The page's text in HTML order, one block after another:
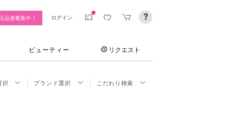
品者募集中！ ログイン
ビューティー リクエスト
択 ブランド選択 こだわり検索